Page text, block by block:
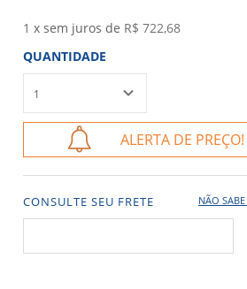
1 x sem juros de R$ 722,68
QUANTIDADE
ALERTA DE PREÇO!
CONSULTE SEU FRETE NÃO